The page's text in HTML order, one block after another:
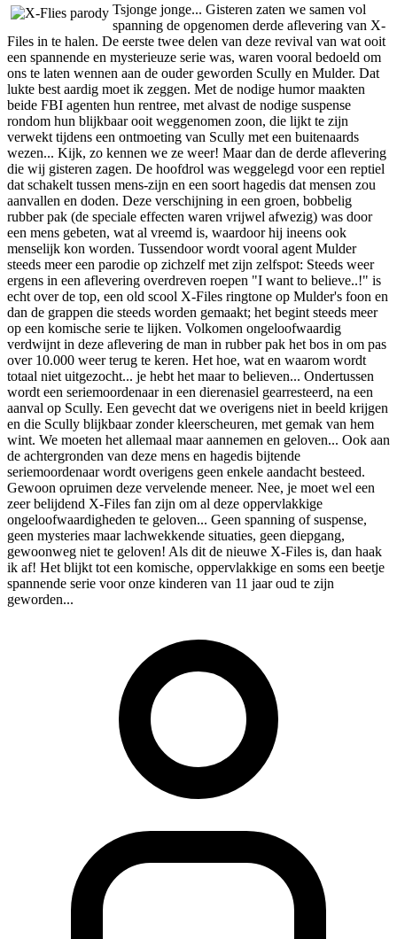
Tsjonge jonge... Gisteren zaten we samen vol
spanning de opgenomen derde aflevering van X-
Files in te halen. De eerste twee delen van deze revival van wat ooit
een spannende en mysterieuze serie was, waren vooral bedoeld om
ons te laten wennen aan de ouder geworden Scully en Mulder. Dat
lukte best aardig moet ik zeggen. Met de nodige humor maakten
beide FBI agenten hun rentree, met alvast de nodige suspense
rondom hun blijkbaar ooit weggenomen zoon, die lijkt te zijn
verwekt tijdens een ontmoeting van Scully met een buitenaards
wezen... Kijk, zo kennen we ze weer! Maar dan de derde aflevering
die wij gisteren zagen. De hoofdrol was weggelegd voor een reptiel
dat schakelt tussen mens-zijn en een soort hagedis dat mensen zou
aanvallen en doden. Deze verschijning in een groen, bobbelig
rubber pak (de speciale effecten waren vrijwel afwezig) was door
een mens gebeten, wat al vreemd is, waardoor hij ineens ook
menselijk kon worden. Tussendoor wordt vooral agent Mulder
steeds meer een parodie op zichzelf met zijn zelfspot: Steeds weer
ergens in een aflevering overdreven roepen "I want to believe..!" is
echt over de top, een old scool X-Files ringtone op Mulder's foon en
dan de grappen die steeds worden gemaakt; het begint steeds meer
op een komische serie te lijken. Volkomen ongeloofwaardig
verdwijnt in deze aflevering de man in rubber pak het bos in om pas
over 10.000 weer terug te keren. Het hoe, wat en waarom wordt
totaal niet uitgezocht... je hebt het maar to believen... Ondertussen
wordt een seriemoordenaar in een dierenasiel gearresteerd, na een
aanval op Scully. Een gevecht dat we overigens niet in beeld krijgen
en die Scully blijkbaar zonder kleerscheuren, met gemak van hem
wint. We moeten het allemaal maar aannemen en geloven... Ook aan
de achtergronden van deze mens en hagedis bijtende
seriemoordenaar wordt overigens geen enkele aandacht besteed.
Gewoon opruimen deze vervelende meneer. Nee, je moet wel een
zeer belijdend X-Files fan zijn om al deze oppervlakkige
ongeloofwaardigheden te geloven... Geen spanning of suspense,
geen mysteries maar lachwekkende situaties, geen diepgang,
gewoonweg niet te geloven! Als dit de nieuwe X-Files is, dan haak
ik af! Het blijkt tot een komische, oppervlakkige en soms een beetje
spannende serie voor onze kinderen van 11 jaar oud te zijn
geworden...